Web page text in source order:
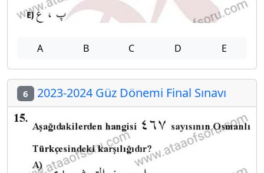
A B C D E
6 2023-2024 Güz Dönemi Final Sınavı